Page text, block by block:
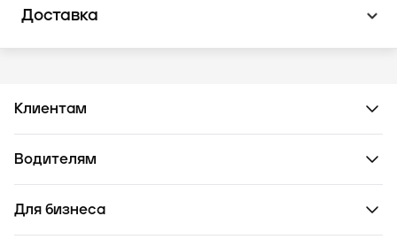
Доставка
Клиентам
Водителям
Для бизнеса